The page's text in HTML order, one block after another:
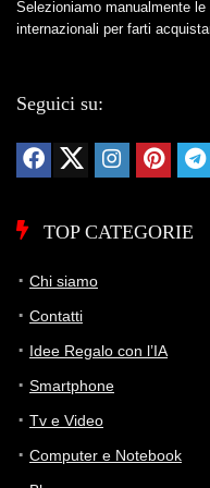
Selezioniamo manualmente
internazionali per farti
Seguici su:
TOP CATEGORIE
Chi siamo
Contatti
Idee Regalo con l’IA
Smartphone
Tv e Video
Computer e Notebook